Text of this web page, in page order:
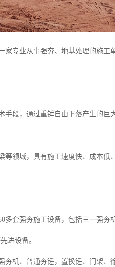
家专业从事强夯、地基处理的施
手段，通过重锤自由下落产生的
等领域，具有施工速度快、成本低
多套强夯施工设备，包括三一强夯
进设备。
夯机、普通夯锤，置换锤、门架